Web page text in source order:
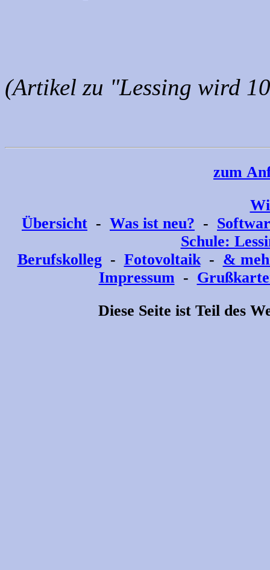
(Artikel zu "Lessing wird
zum
Übersicht - Was ist neu? -
Schule:
Berufskolleg - Fotovoltaik- &
Impressum -
Diese Seite ist Teil des